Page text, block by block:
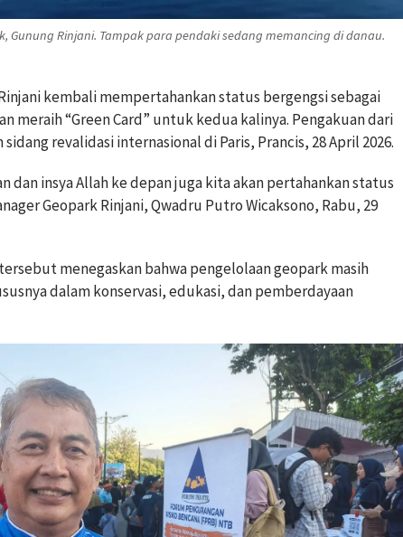
Gunung Rinjani. Tampak para pendaki sedang memancing di danau.
kembali mempertahankan status bergengsi sebagai
meraih “Green Card” untuk kedua kalinya. Pengakuan dari
revalidasi internasional di Paris, Prancis, 28 April 2026.
dan insya Allah ke depan juga kita akan pertahankan status
Geopark Rinjani, Qwadru Putro Wicaksono, Rabu, 29
menegaskan bahwa pengelolaan geopark masih
dalam konservasi, edukasi, dan pemberdayaan